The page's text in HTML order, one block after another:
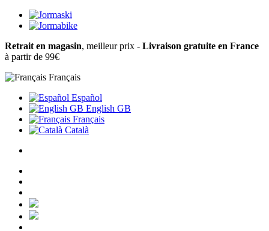
Retrait en magasin, meilleur prix - Livraison gratuite en France
à partir de 99€
Français
Español
English GB
Français
Català